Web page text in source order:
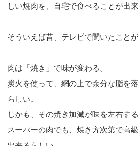
しい焼肉を、自宅で食べることが出来
そういえば昔、テレビで聞いたことが
肉は「焼き」で味が変わる。
炭火を使って、網の上で余分な脂を
らしい。
しかも、その焼き加減が味を左右する
スーパーの肉でも、焼き方次第で高